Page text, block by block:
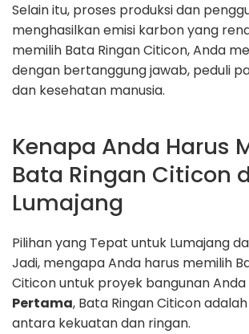
Selain itu, proses produksi dan
menghasilkan emisi karbon yang
memilih Bata Ringan Citicon, Anda
dengan bertanggung jawab, peduli
dan kesehatan manusia.
Kenapa Anda Harus
Bata Ringan Citicon
Lumajang
Pilihan yang Tepat untuk Lumajang
Jadi, mengapa Anda harus memilih
Citicon untuk proyek bangunan Anda
Pertama, Bata Ringan Citicon
antara kekuatan dan ringan.